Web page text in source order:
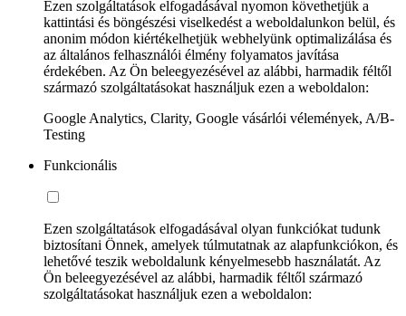
Ezen szolgáltatások elfogadásával nyomon követhetjük a
kattintási és böngészési viselkedést a weboldalunkon belül, és
anonim módon kiértékelhetjük webhelyünk optimalizálása és
az általános felhasználói élmény folyamatos javítása
érdekében. Az Ön beleegyezésével az alábbi, harmadik féltől
származó szolgáltatásokat használjuk ezen a weboldalon:
Google Analytics, Clarity, Google vásárlói vélemények, A/B-
Testing
Funkcionális
Ezen szolgáltatások elfogadásával olyan funkciókat tudunk
biztosítani Önnek, amelyek túlmutatnak az alapfunkciókon, és
lehetővé teszik weboldalunk kényelmesebb használatát. Az
Ön beleegyezésével az alábbi, harmadik féltől származó
szolgáltatásokat használjuk ezen a weboldalon: